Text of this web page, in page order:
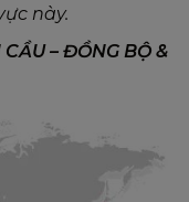
này.
– ĐỒNG BỘ &